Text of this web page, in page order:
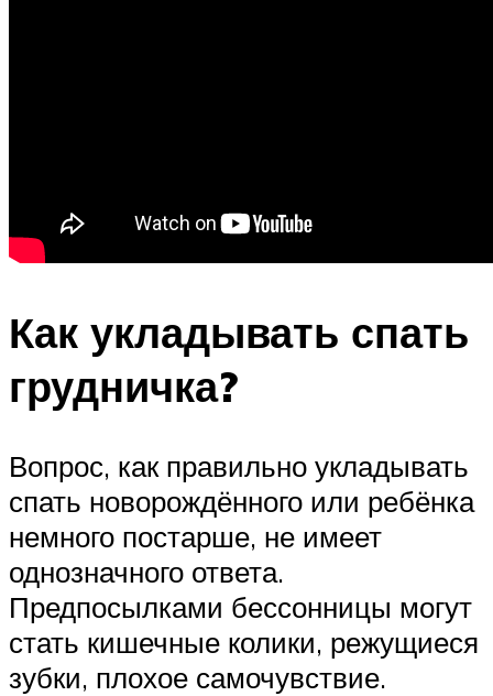
Как укладывать спать
грудничка?
Вопрос, как правильно укладывать
спать новорождённого или ребёнка
немного постарше, не имеет
однозначного ответа.
Предпосылками бессонницы могут
стать кишечные колики, режущиеся
зубки, плохое самочувствие.